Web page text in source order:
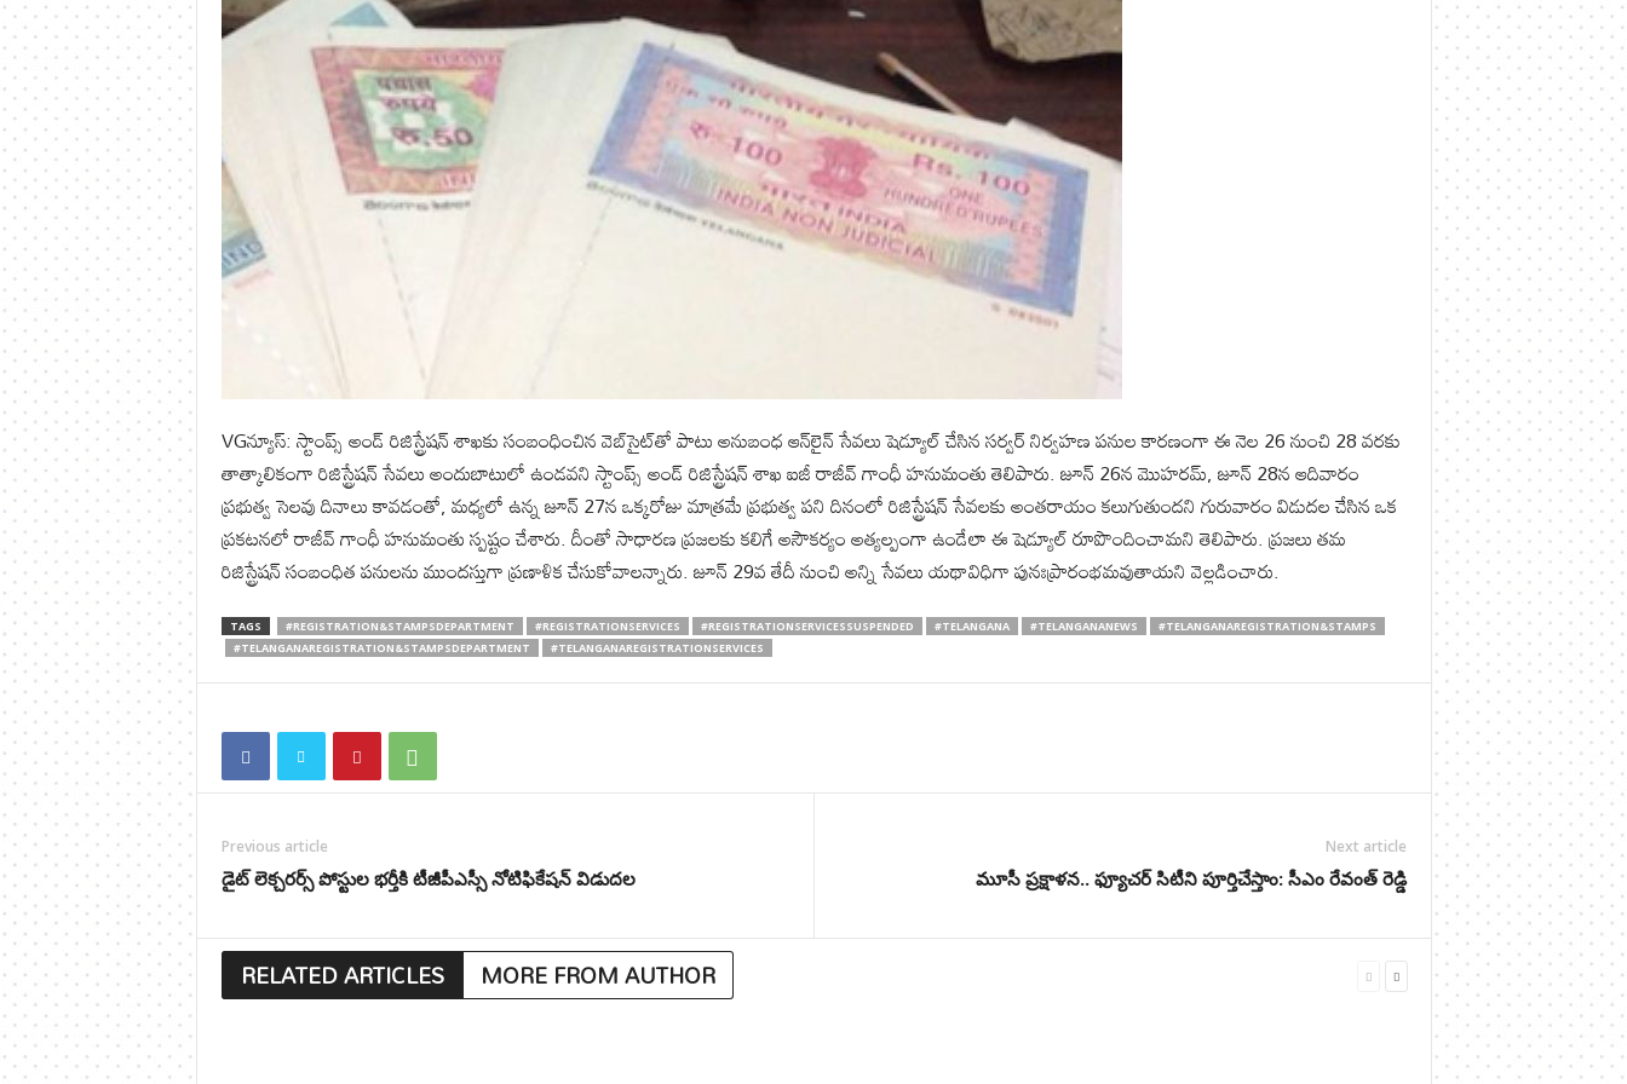
VGన్యూస్: స్టాంప్స్ అండ్ రిజిస్ట్రేషన్ శాఖకు సంబంధించిన వెబ్‌సైట్‌తో పాటు అనుబంధ ఆన్‌లైన్ సేవలు షెడ్యూల్ చేసిన సర్వర్ నిర్వహణ పనుల కారణంగా ఈ నెల 26 నుంచి 28 వరకు
తాత్కాలికంగా రిజిస్ట్రేషన్ సేవలు అందుబాటులో ఉండవని స్టాంప్స్ అండ్ రిజిస్ట్రేషన్ శాఖ ఐజీ రాజీవ్ గాంధీ హనుమంతు తెలిపారు. జూన్ 26న మొహరమ్, జూన్ 28న ఆదివారం
ప్రభుత్వ సెలవు దినాలు కావడంతో, మధ్యలో ఉన్న జూన్ 27న ఒక్కరోజు మాత్రమే ప్రభుత్వ పని దినంలో రిజిస్ట్రేషన్ సేవలకు అంతరాయం కలుగుతుందని గురువారం విడుదల చేసిన ఒక
ప్రకటనలో రాజీవ్ గాంధీ హనుమంతు స్పష్టం చేశారు. దీంతో సాధారణ ప్రజలకు కలిగే అసౌకర్యం అత్యల్పంగా ఉండేలా ఈ షెడ్యూల్ రూపొందించామని తెలిపారు. ప్రజలు తమ
రిజిస్ట్రేషన్ సంబంధిత పనులను ముందస్తుగా ప్రణాళిక చేసుకోవాలన్నారు. జూన్ 29వ తేదీ నుంచి అన్ని సేవలు యథావిధిగా పునఃప్రారంభమవుతాయని వెల్లడించారు.
TAGS #REGISTRATION&STAMPSDEPARTMENT #REGISTRATIONSERVICES #REGISTRATIONSERVICESSUSPENDED #TELANGANA #TELANGANANEWS
#TELANGANAREGISTRATION&STAMPS
#TELANGANAREGISTRATION&STAMPSDEPARTMENT
#TELANGANAREGISTRATIONSERVICES
Previous article
డైట్ లెక్చరర్స్ పోస్టుల భర్తీకి టీజీపీఎస్సీ నోటిఫికేషన్ విడుదల
Next article
మూసీ ప్రక్షాళన.. ఫ్యూచర్ సిటీని పూర్తిచేస్తాం: సీఎం రేవంత్ రెడ్డి
RELATED ARTICLES MORE FROM AUTHOR